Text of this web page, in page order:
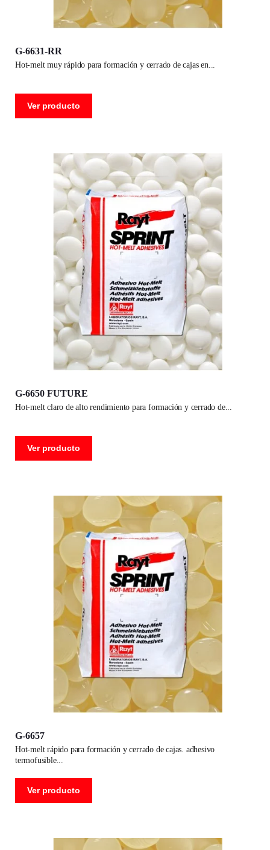
G-6631-RR
hot-melt muy rápido para formación y cerrado de cajas en
Ver producto
G-6650 FUTURE
hot-melt claro de alto rendimiento para formación y cerrado de
Ver producto
G-6657
hot-melt rápido para formación y cerrado de cajas. adhesivo
termofusible
Ver producto